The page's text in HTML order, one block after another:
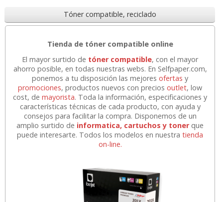
Tóner compatible, reciclado
Tienda de tóner compatible online
El mayor surtido de tóner compatible, con el mayor
ahorro posible, en todas nuestras webs. En Selfpaper.com,
ponemos a tu disposición las mejoresofertas y
promociones, productos nuevos con preciosoutlet, low
cost, demayorista. Toda la información, especificaciones y
características técnicas de cada producto, con ayuda y
consejos para facilitar la compra. Disponemos de un
amplio surtido de informatica, cartuchos y toner que
puede interesarte. Todos los modelos en nuestratienda
on-line.